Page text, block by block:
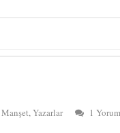
Manşet,Yazarlar
1 Yorum